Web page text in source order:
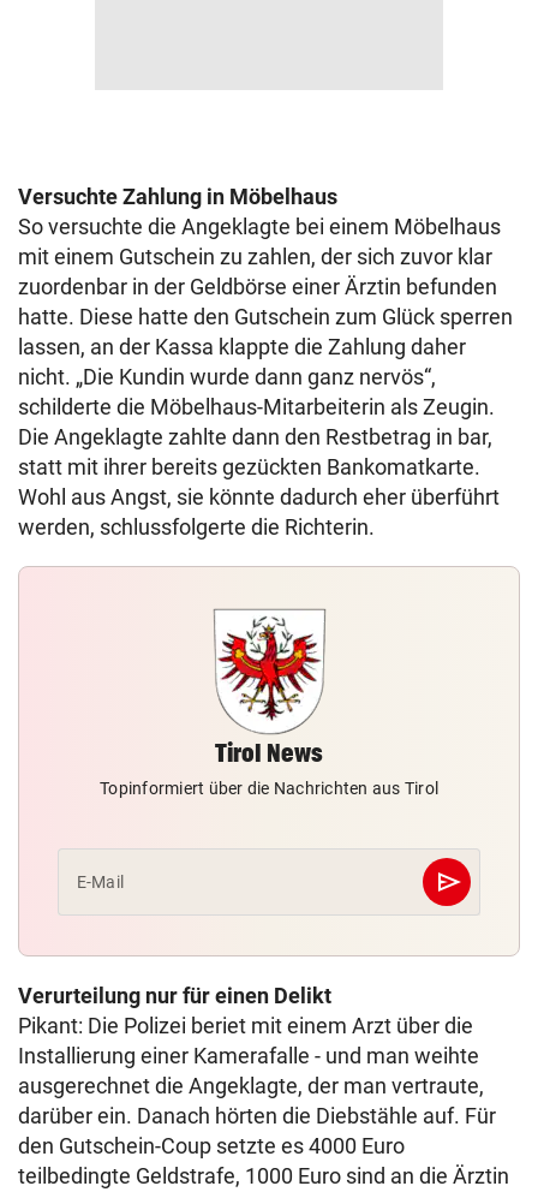
Versuchte Zahlung in Möbelhaus
So versuchte die Angeklagte bei einem Möbelhaus
mit einem Gutschein zu zahlen, der sich zuvor klar
zuordenbar in der Geldbörse einer Ärztin befunden
hatte. Diese hatte den Gutschein zum Glück sperren
lassen, an der Kassa klappte die Zahlung daher
nicht. „Die Kundin wurde dann ganz nervös“,
schilderte die Möbelhaus-Mitarbeiterin als Zeugin.
Die Angeklagte zahlte dann den Restbetrag in bar,
statt mit ihrer bereits gezückten Bankomatkarte.
Wohl aus Angst, sie könnte dadurch eher überführt
werden, schlussfolgerte die Richterin.
Tirol News
Topinformiert über die Nachrichten aus Tirol
E-Mail send
Abschicken
Verurteilung nur für einen Delikt
Pikant: Die Polizei beriet mit einem Arzt über die
Installierung einer Kamerafalle - und man weihte
ausgerechnet die Angeklagte, der man vertraute,
darüber ein. Danach hörten die Diebstähle auf. Für
den Gutschein-Coup setzte es 4000 Euro
teilbedingte Geldstrafe, 1000 Euro sind an die Ärztin